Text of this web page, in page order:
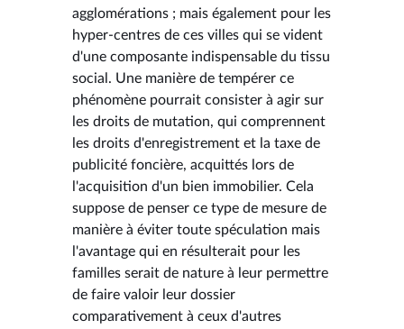
agglomérations ; mais également pour les
hyper-centres de ces villes qui se vident
d'une composante indispensable du tissu
social. Une manière de tempérer ce
phénomène pourrait consister à agir sur
les droits de mutation, qui comprennent
les droits d'enregistrement et la taxe de
publicité foncière, acquittés lors de
l'acquisition d'un bien immobilier. Cela
suppose de penser ce type de mesure de
manière à éviter toute spéculation mais
l'avantage qui en résulterait pour les
familles serait de nature à leur permettre
de faire valoir leur dossier
comparativement à ceux d'autres